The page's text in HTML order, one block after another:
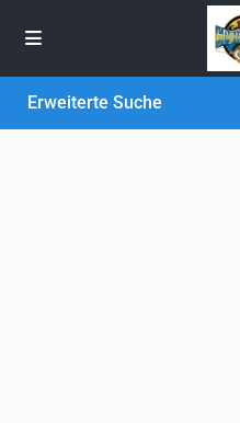
Erweiterte Suche